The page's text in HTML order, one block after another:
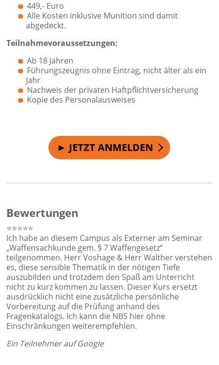
449,- Euro
Alle Kosten inklusive Munition sind damit
abgedeckt.
Teilnahmevoraussetzungen:
Ab 18 Jahren
Führungszeugnis ohne Eintrag, nicht älter als ein
Jahr
Nachweis der privaten Haftpflichtversicherung
Kopie des Personalausweises
► JETZT ANMELDEN
Bewertungen
⭐⭐⭐⭐⭐
Ich habe an diesem Campus als Externer am Seminar
„Waffensachkunde gem. § 7 Waffengesetz“
teilgenommen. Herr Voshage & Herr Walther verstehen
es, diese sensible Thematik in der nötigen Tiefe
auszubilden und trotzdem den Spaß am Unterricht
nicht zu kurz kommen zu lassen. Dieser Kurs ersetzt
ausdrücklich nicht eine zusätzliche persönliche
Vorbereitung auf die Prüfung anhand des
Fragenkatalogs. Ich kann die NBS hier ohne
Einschränkungen weiterempfehlen.
Ein Teilnehmer auf Google